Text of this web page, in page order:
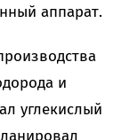
аппарат.
и
углекислый